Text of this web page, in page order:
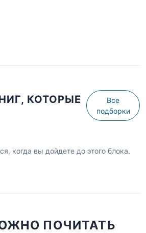
КОТОРЫЕ
Все
подборки
когда вы дойдете до этого блока.
ПОЧИТАТЬ